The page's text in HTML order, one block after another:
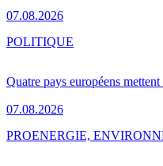
07.08.2026
Quatre pays européens
07.08.2026
POLITIQUE
PROENERGIE,